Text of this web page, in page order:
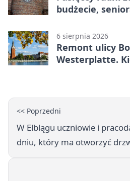
budżecie,
6 sierpnia 2026
Remont ulicy
Westerplatte.
<< Poprzedni
W Elblągu uczniowie i
dniu, który ma otworzyć